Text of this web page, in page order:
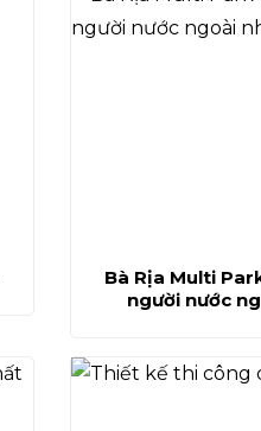
Bà Rịa Multi
người nước